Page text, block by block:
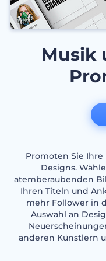
Musik
Promoten Sie
Designs.
atemberaubenden
Ihren Titeln und
mehr Follower in
Auswahl an
anderen Künstlern